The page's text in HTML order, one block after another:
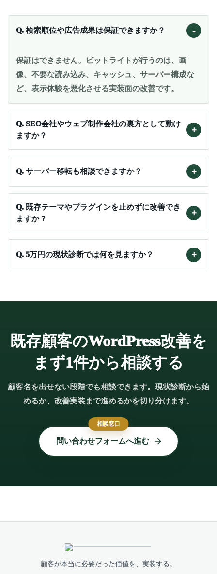
Q. 検索順位や広告成果は保証できますか？ -
保証はできません。ビットライトが行うのは、画
像、不要な読み込み、キャッシュ、サーバー構成な
ど、表示体験を悪化させる実装面の改善です。
Q. SEO会社やウェブ制作会社の裏方として動け
ますか？
+
Q. サーバー移転も相談できますか？ +
Q. 既存テーマやプラグインを止めずに改善でき
ますか？
+
Q. 5万円の現状診断では何を見ますか？ +
既存顧客のWordPress改善を
まず1件から相談する
顧客名を出せない段階でも相談できます。現状診断から始
めるか、改善実装まで進めるかを切り分けます。
相談窓口
問い合わせフォームへ進む
顧客が本当に必要だった価値を、実装する。